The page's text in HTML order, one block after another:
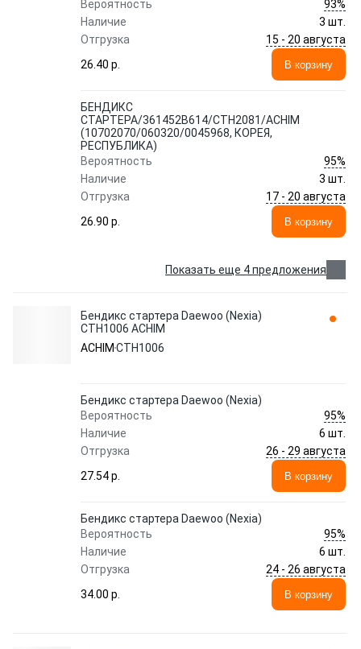
Вероятность
93%
Наличие
3 шт.
Отгрузка
15 - 20 августа
26.40 p.
В корзину
БЕНДИКС
СТАРТЕРА/361452B614/CTH2081/ACHIM
(10702070/060320/0045968, КОРЕЯ,
РЕСПУБЛИКА)
Вероятность
95%
Наличие
3 шт.
Отгрузка
17 - 20 августа
26.90 p.
В корзину
Показать еще 4 предложения
Бендикс стартера Daewoo (Nexia)
CTH1006 ACHIM
ACHIM CTH1006
Бендикс стартера Daewoo (Nexia)
Вероятность
95%
Наличие
6 шт.
Отгрузка
26 - 29 августа
27.54 p.
В корзину
Бендикс стартера Daewoo (Nexia)
Вероятность
95%
Наличие
6 шт.
Отгрузка
24 - 26 августа
34.00 p.
В корзину